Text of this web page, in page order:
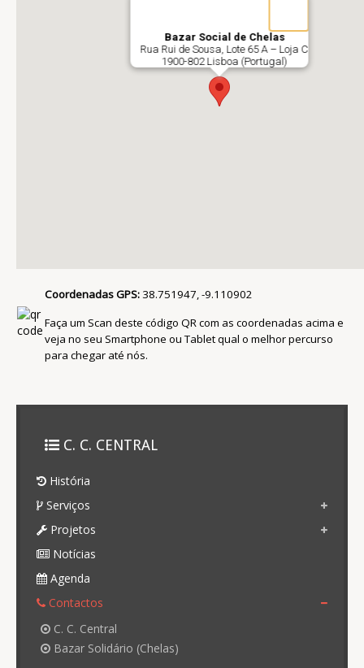
Bazar Social de Chelas
Rua Rui de Sousa, Lote 65 A – Loja C
1900-802 Lisboa (Portugal)
Coordenadas GPS: 38.751947, -9.110902
Faça um Scan deste código QR com as coordenadas acima e
veja no seu Smartphone ou Tablet qual o melhor percurso
para chegar até nós.
C. C. CENTRAL
História
Serviços
Projetos
Notícias
Agenda
Contactos
C. C. Central
Bazar Solidário (Chelas)